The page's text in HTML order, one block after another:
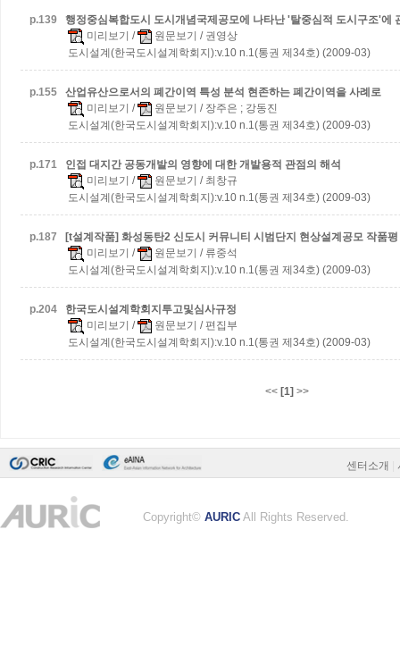
p.139
행정중심복합도시 도시개념국제공모에 나타난 '탈중심적 도시구조'에
미리보기 / 원문보기 / 권영상
도시설계(한국도시설계학회지):v.10 n.1(통권 제34호) (2009-03)
p.155 산업유산으로서의 폐간이역 특성 분석 현존하는 폐간이역을 사례로
미리보기 / 원문보기 / 장주은 ; 강동진
도시설계(한국도시설계학회지):v.10 n.1(통권 제34호) (2009-03)
p.171
인접 대지간 공동개발의 영향에 대한 개발용적 관점의 해석
미리보기 / 원문보기 / 최창규
도시설계(한국도시설계학회지):v.10 n.1(통권 제34호) (2009-03)
p.187
[t설계작품] 화성동탄2 신도시 커뮤니티 시범단지 현상설계공모 작품평
미리보기 / 원문보기 / 류중석
도시설계(한국도시설계학회지):v.10 n.1(통권 제34호) (2009-03)
p.204
한국도시설계학회지투고및심사규정
미리보기 / 원문보기 / 편집부
도시설계(한국도시설계학회지):v.10 n.1(통권 제34호) (2009-03)
<< [1] >>
센터소개
Copyright© AURIC All Rights Reserved.